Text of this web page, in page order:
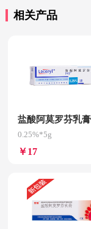
相关产品
盐酸阿莫罗芬乳膏
0.25%*5g
￥17